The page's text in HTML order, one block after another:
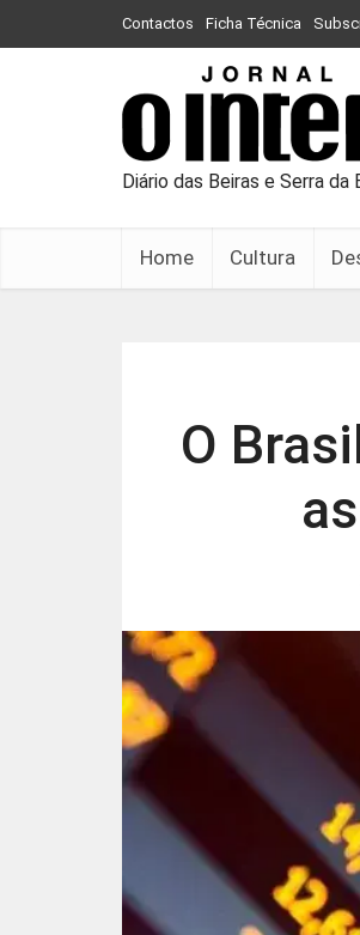
Contactos Ficha Técnica
Diário das Beiras e Serra da
Home Cultura
O